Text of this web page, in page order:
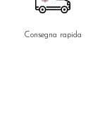
Consegna rapida